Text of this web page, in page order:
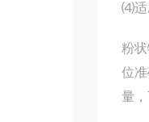
⑷适
粉
位
量